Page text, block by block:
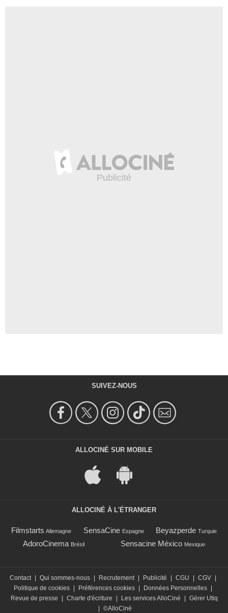
SUIVEZ-NOUS
ALLOCINÉ SUR MOBILE
ALLOCINÉ À L'ÉTRANGER
Filmstarts Allemagne SensaCine Espagne Beyazperde Turquie
AdoroCinema Brésil Sensacine México Mexique
Contact Qui sommes-nous Recrutement Publicité CGU CGV
Politique de cookies
Préférences cookies Données Personnelles
Revue de presse
Charte d'écriture Les services AlloCiné
Gérer Utiq
©AlloCiné